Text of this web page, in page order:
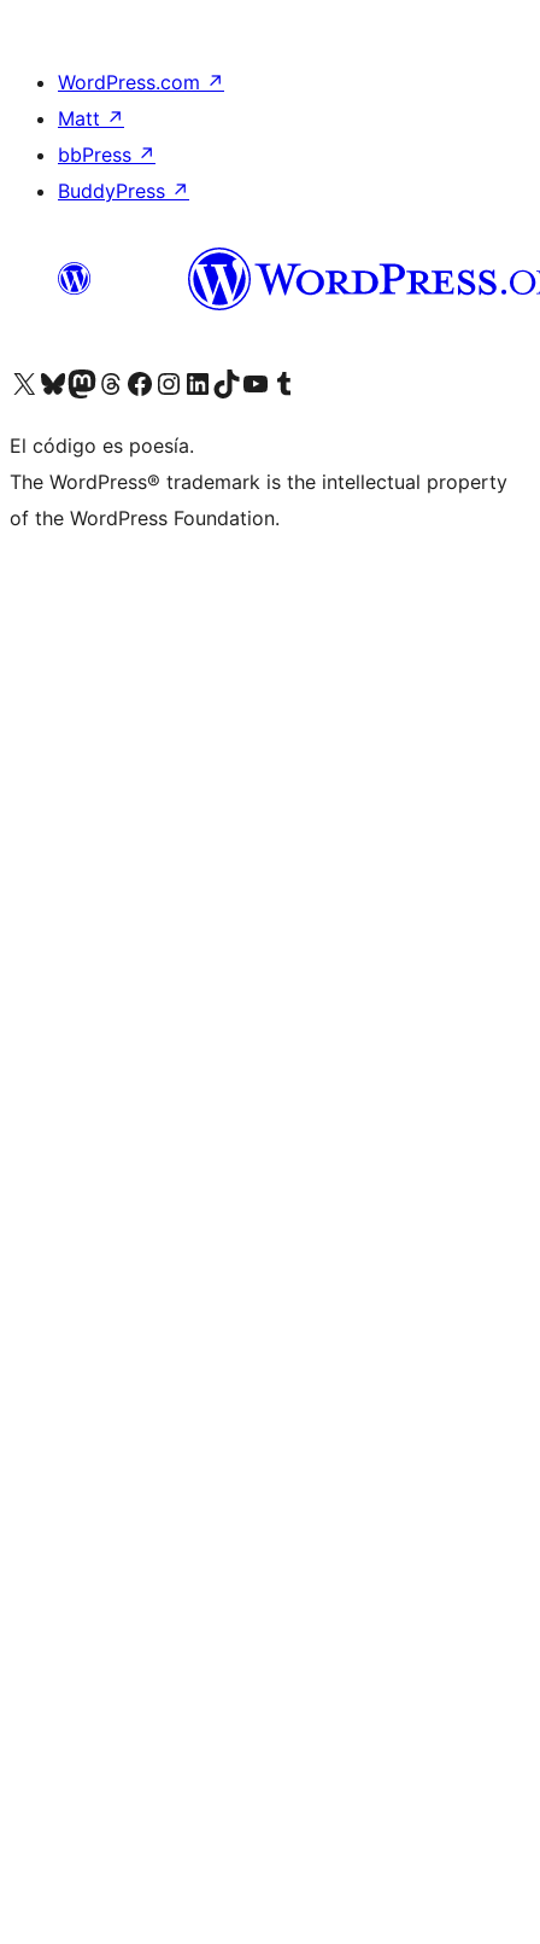
WordPress.com ↗
Matt ↗
bbPress ↗
BuddyPress ↗
Visita nuestra cuenta de X (anteriormente Twitter)
Visita nuestra cuenta de Bluesky
Visita nuestra cuenta de Mastodon
Visita nuestra cuenta de Threads
Visita nuestra página de Facebook
Visita nuestra cuenta de Instagram
Visita nuestra cuenta de LinkedIn
Visita nuestra cuenta de TikTok
Visita nuestro canal de YouTube
Visita nuestra cuenta de Tumblr
El código es poesía.
The WordPress® trademark is the intellectual property
of the WordPress Foundation.